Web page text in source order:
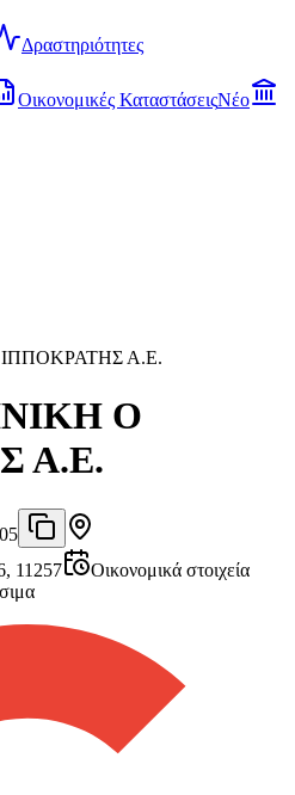
Δραστηριότητες
Οικονομικές ΚαταστάσειςΝέο
Α.Ε.
O
Α.Ε.
11257
Οικονομικά στοιχεία